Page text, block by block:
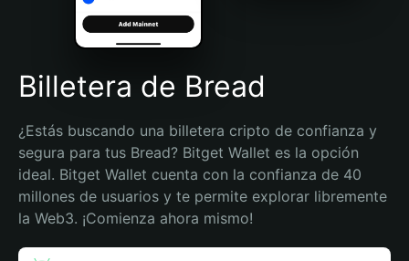
Português (Brasil)
Español (Argentina)
Billetera de Bread
¿Estás buscando una billetera cripto de confianza y
segura para tus Bread? Bitget Wallet es la opción
ideal. Bitget Wallet cuenta con la confianza de 40
millones de usuarios y te permite explorar libremente
la Web3. ¡Comienza ahora mismo!